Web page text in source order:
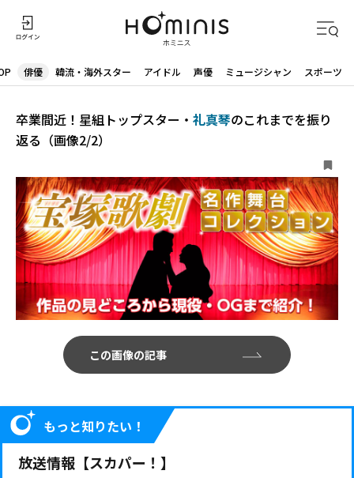
俳優 韓流・海外スター アイドル 声優 ミュージシャン スポーツ
卒業間近！星組トップスター・ 礼真琴のこれまでを振り
返る（画像2/2）
この画像の記事
もっと知りたい！
放送情報【スカパー！】